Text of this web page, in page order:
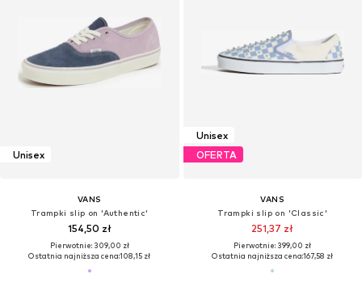
Unisex
VANS
Trampki slip on 'Authentic'
154,50 zł
Pierwotnie: 309,00 zł
Ostatnia najniższa cena:108,15 zł
Unisex
OFERTA
VANS
Trampki slip on 'Classic'
251,37 zł
Pierwotnie: 399,00 zł
Ostatnia najniższa cena:167,58 zł